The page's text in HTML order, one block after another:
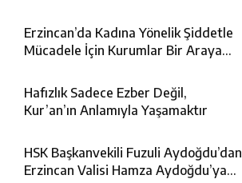
Erzincan’da Kadına Yönelik Şiddetle
Mücadele İçin Kurumlar Bir Araya
Hafızlık Sadece Ezber Değil,
Kur’an’ın Anlamıyla Yaşamaktır
HSK Başkanvekili Fuzuli Aydoğdu’dan
Erzincan Valisi Hamza Aydoğdu’ya